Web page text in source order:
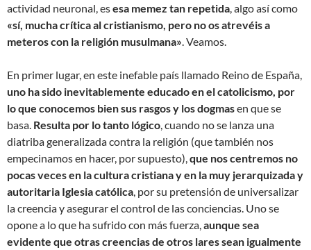
actividad neuronal, esesa memez tan repetida, algo así como
«sí, mucha crítica al cristianismo, pero no os atrevéis a
meteros con la religión musulmana». Veamos.
En primer lugar, en este inefable país llamado Reino de España,
uno ha sido inevitablemente educado en el catolicismo, por
lo que conocemos bien sus rasgos y los dogmasen que se
basa. Resulta por lo tanto lógico, cuando no se lanza una
diatriba generalizada contra la religión (que también nos
empecinamos en hacer, por supuesto),que nos centremos no
pocas veces en la cultura cristiana y en la muy jerarquizada y
autoritaria Iglesia católica, por su pretensión de universalizar
la creencia y asegurar el control de las conciencias. Uno se
opone a lo que ha sufrido con más fuerza,aunque sea
evidente que otras creencias de otros lares sean igualmente